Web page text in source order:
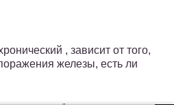
, зависит от того,
железы, есть ли